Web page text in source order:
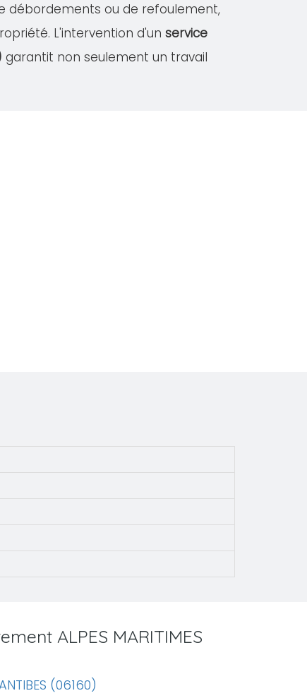
débordements ou de refoulement,
L'intervention d'un service
garantit non seulement un travail
ALPES MARITIMES
(06160)